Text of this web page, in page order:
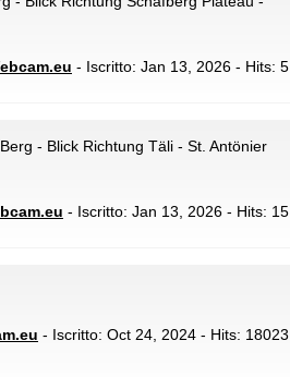
- Iscritto: Jan 13, 2026 - Hits: 5
- Blick Richtung Täli - St. Antönier
- Iscritto: Jan 13, 2026 - Hits: 15
- Iscritto: Oct 24, 2024 - Hits: 18023